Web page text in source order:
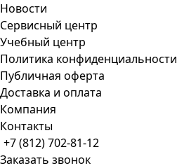
Новости
Сервисный центр
Учебный центр
Политика конфиденциальности
Публичная оферта
Доставка и оплата
Компания
Контакты
+7 (812) 702-81-12
Заказать звонок